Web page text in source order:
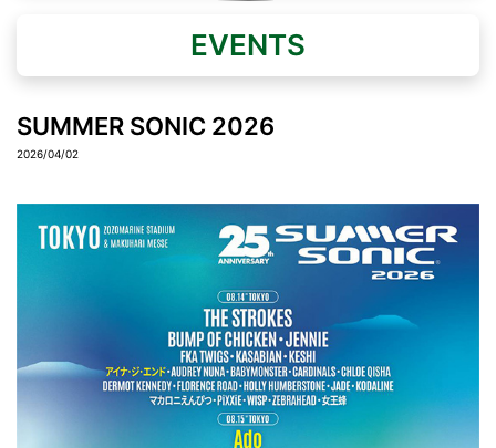
EVENTS
SUMMER SONIC 2026
2026/04/02